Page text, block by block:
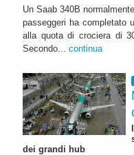
Un Saab 340B
passeggeri ha completato
alla quota di crociera di
Secondo... continua
dei grandi hub